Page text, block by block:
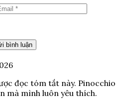
bình luận
đọc tóm tắt này. Pinocchio
mà mình luôn yêu thích.